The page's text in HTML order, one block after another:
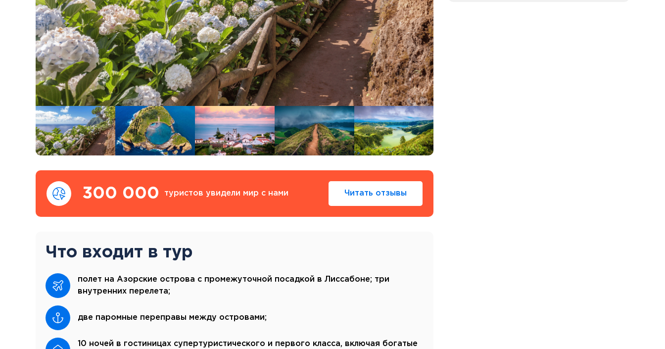
Смотреть все
Велинград Боржоми
Карибы
Кипр
Латвия
Литва
Мадейра
Мальта
Польша
Португалия
Сардиния
Сицилия
Словакия
Тенерифе
Полярный Круг
300 000 туристов увидели мир с нами Читать отзывы
Что входит в тур
полет на Азорские острова с промежуточной посадкой в Лиссабоне; три
внутренних перелета;
две паромные переправы между островами;
10 ночей в гостиницах супертуристического и первого класса, включая богатые